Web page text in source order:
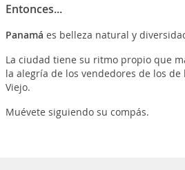
Entonces...
Panamá es belleza natural y
La ciudad tiene su ritmo propio que
la alegría de los vendedores de los de
Viejo.
Muévete siguiendo su compás.